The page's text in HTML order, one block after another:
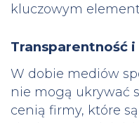
kluczowym
Transparentność
W dobie mediów
nie mogą ukrywać
cenią firmy, które